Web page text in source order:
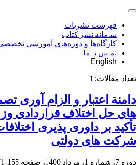
فهرست نشریات
سامانه نشر کتاب
کارگاه‌ها و دوره‌های آموزشی
تماس با ما
English
تعداد مقالات: 1
دامنة اعتبار و الزام آوری
های حل اختلاف قراردادی
تأکید بر داوری پذیری
شرکت های دولتی
دوره 7، شماره 1، مرداد 1400، صفحه 155-171